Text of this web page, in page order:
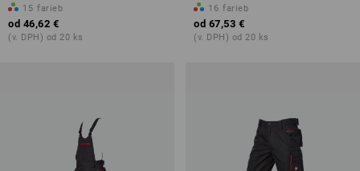
15 farieb
od 46,62 €
(v. DPH) od 20 ks
16 farieb
od 67,53 €
(v. DPH) od 20 ks